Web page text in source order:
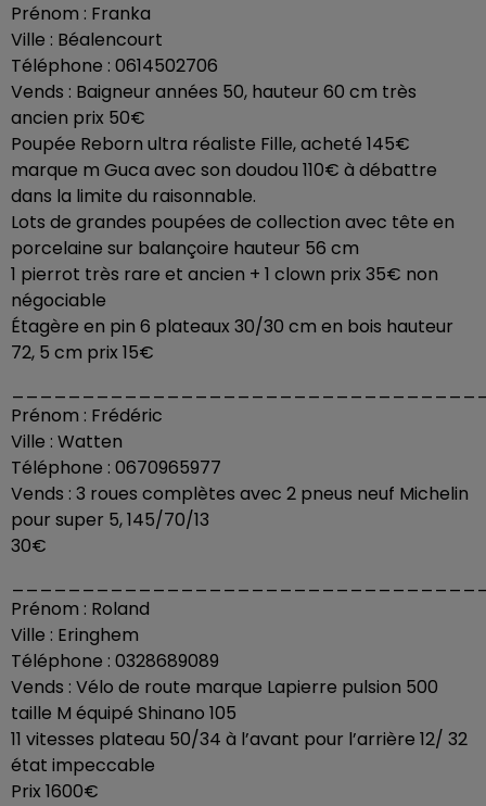
Prénom : Franka
Ville : Béalencourt
Téléphone : 0614502706
Vends : Baigneur années 50, hauteur 60 cm très
ancien prix 50€
Poupée Reborn ultra réaliste Fille, acheté 145€
marque m Guca avec son doudou 110€ à débattre
dans la limite du raisonnable.
Lots de grandes poupées de collection avec tête en
porcelaine sur balançoire hauteur 56 cm
1 pierrot très rare et ancien + 1 clown prix 35€ non
négociable
Étagère en pin 6 plateaux 30/30 cm en bois hauteur
72, 5 cm prix 15€
Prénom : Frédéric
Ville : Watten
Téléphone : 0670965977
Vends : 3 roues complètes avec 2 pneus neuf Michelin
pour super 5, 145/70/13
30€
Prénom : Roland
Ville : Eringhem
Téléphone : 0328689089
Vends : Vélo de route marque Lapierre pulsion 500
taille M équipé Shinano 105
11 vitesses plateau 50/34 à l’avant pour l’arrière 12/ 32
état impeccable
Prix 1600€